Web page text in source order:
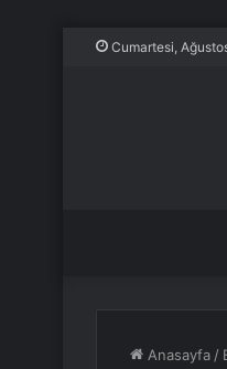
Cumartesi,
Anasayfa /